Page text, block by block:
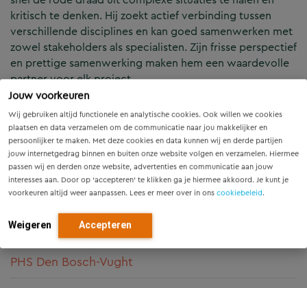
Jouw voorkeuren
Wij gebruiken altijd functionele en analytische cookies. Ook willen we cookies
plaatsen en data verzamelen om de communicatie naar jou makkelijker en
persoonlijker te maken. Met deze cookies en data kunnen wij en derde partijen
jouw internetgedrag binnen en buiten onze website volgen en verzamelen. Hiermee
passen wij en derden onze website, advertenties en communicatie aan jouw
interesses aan. Door op ‘accepteren’ te klikken ga je hiermee akkoord. Je kunt je
voorkeuren altijd weer aanpassen. Lees er meer over in ons cookiebeleid.
Weigeren Accepteren
kritisch te denken. Hij zoekt actief verbinding tussen
verschillende disciplines en kan goed samenwerken met
zowel stakeholders als specialisten. Zijn frisse perspectief
en prettige samenwerking maken hem een waardevolle
partner voor elk project.
Kennisgebieden
Infrastructuur
Milieu, Natuur & Klimaat
Planstudie en MER
PHS Den Bosch-Vught